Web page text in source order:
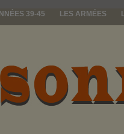
39-45 LES ARMÉES